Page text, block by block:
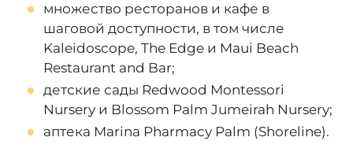
множество ресторанов и кафе в
шаговой доступности, в том числе
Kaleidoscope, The Edge и Maui Beach
Restaurant and Bar;
детские сады Redwood Montessori
Nursery и Blossom Palm Jumeirah Nursery;
аптека Marina Pharmacy Palm (Shoreline).